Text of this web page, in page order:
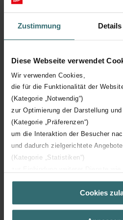
Zustimmung Details
Diese Webseite verwendet
Wir verwenden Cookies,
die für die Funktionalität der
(Kategorie „Notwendig“)
zur Optimierung der Darstellung
(Kategorie „Präferenzen“)
um die Interaktion der Besucher
und dadurch zielgerichtete
(Kategorie „Statistiken“)
(Kategorie „Marketing“)
Über „Details zeigen“ bzw. die
Sie weitere Informationen. Durch
Cookies
Supply filter according to ISO 16890-
1:2016
With internal humidity (RH) sensor
Exhaust filter according to ISO